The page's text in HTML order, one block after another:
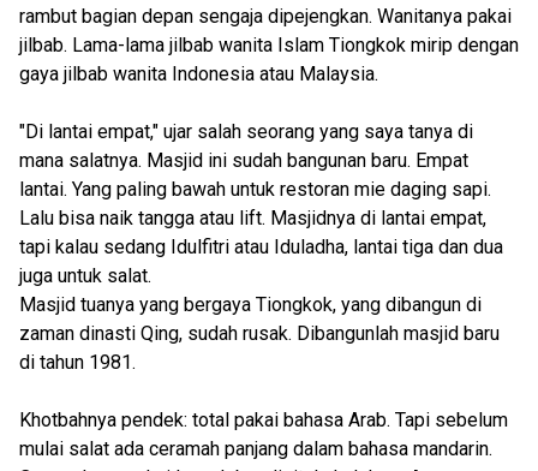
rambut bagian depan sengaja dipejengkan. Wanitanya pakai
jilbab. Lama-lama jilbab wanita Islam Tiongkok mirip dengan
gaya jilbab wanita Indonesia atau Malaysia.
"Di lantai empat," ujar salah seorang yang saya tanya di
mana salatnya. Masjid ini sudah bangunan baru. Empat
lantai. Yang paling bawah untuk restoran mie daging sapi.
Lalu bisa naik tangga atau lift. Masjidnya di lantai empat,
tapi kalau sedang Idulfitri atau Iduladha, lantai tiga dan dua
juga untuk salat.
Masjid tuanya yang bergaya Tiongkok, yang dibangun di
zaman dinasti Qing, sudah rusak. Dibangunlah masjid baru
di tahun 1981.
Khotbahnya pendek: total pakai bahasa Arab. Tapi sebelum
mulai salat ada ceramah panjang dalam bahasa mandarin.